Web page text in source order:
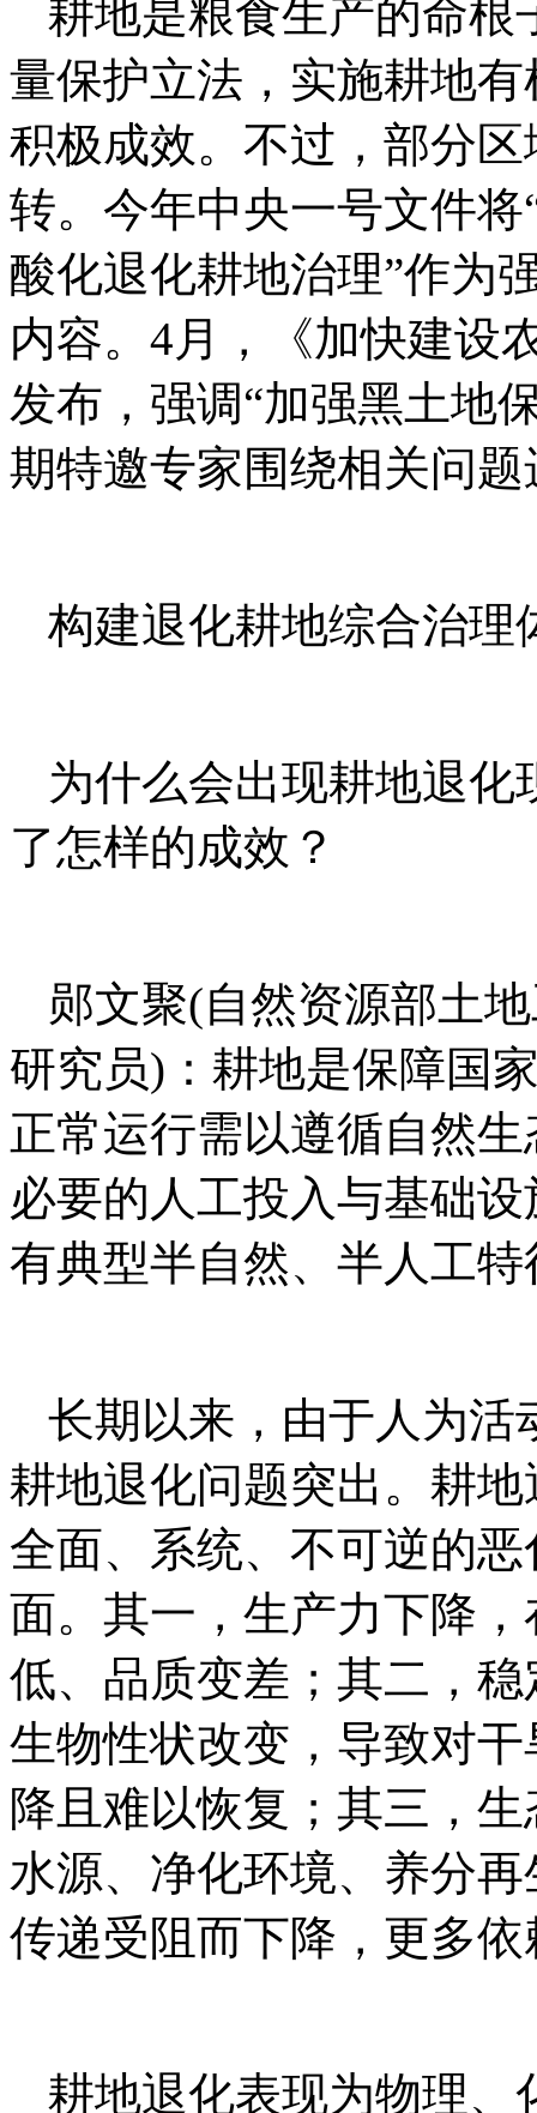
耕地是粮食生产的命根
量保护立法，实施耕地
积极成效。不过，部分
转。今年中央一号文件
酸化退化耕地治理”作为
内容。4月，《加快建设
发布，强调“加强黑土地
期特邀专家围绕相关问
构建退化耕地综合治理
为什么会出现耕地退
了怎样的成效？
郧文聚(自然资源部土
研究员)：耕地是保障国
正常运行需以遵循自然
必要的人工投入与基础
有典型半自然、半人工
长期以来，由于人为活
耕地退化问题突出。耕
全面、系统、不可逆的
面。其一，生产力下降
低、品质变差；其二，
生物性状改变，导致对
降且难以恢复；其三，
水源、净化环境、养分
传递受阻而下降，更多
耕地退化表现为物理、